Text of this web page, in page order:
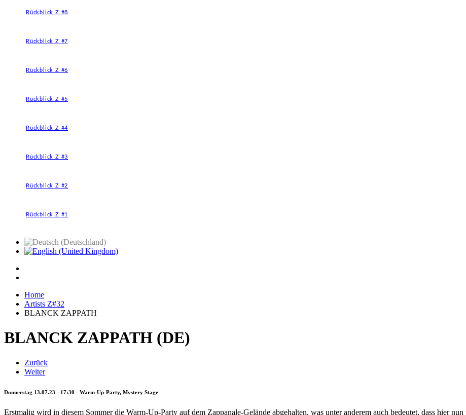
Rückblick Z #8
Rückblick Z #7
Rückblick Z #6
Rückblick Z #5
Rückblick Z #4
Rückblick Z #3
Rückblick Z #2
Rückblick Z #1
Home
Artists Z#32
BLANCK ZAPPATH
BLANCK ZAPPATH (DE)
Zurück
Weiter
Donnerstag 13.07.23 - 17:30 - Warm-Up-Party, Mystery Stage
Erstmalig wird in diesem Sommer die Warm-Up-Party auf dem Zappanale-Gelände abgehalten, was unter anderem auch bedeutet, dass hier